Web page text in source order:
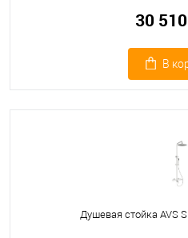
30
В
Душевая стойка AVS